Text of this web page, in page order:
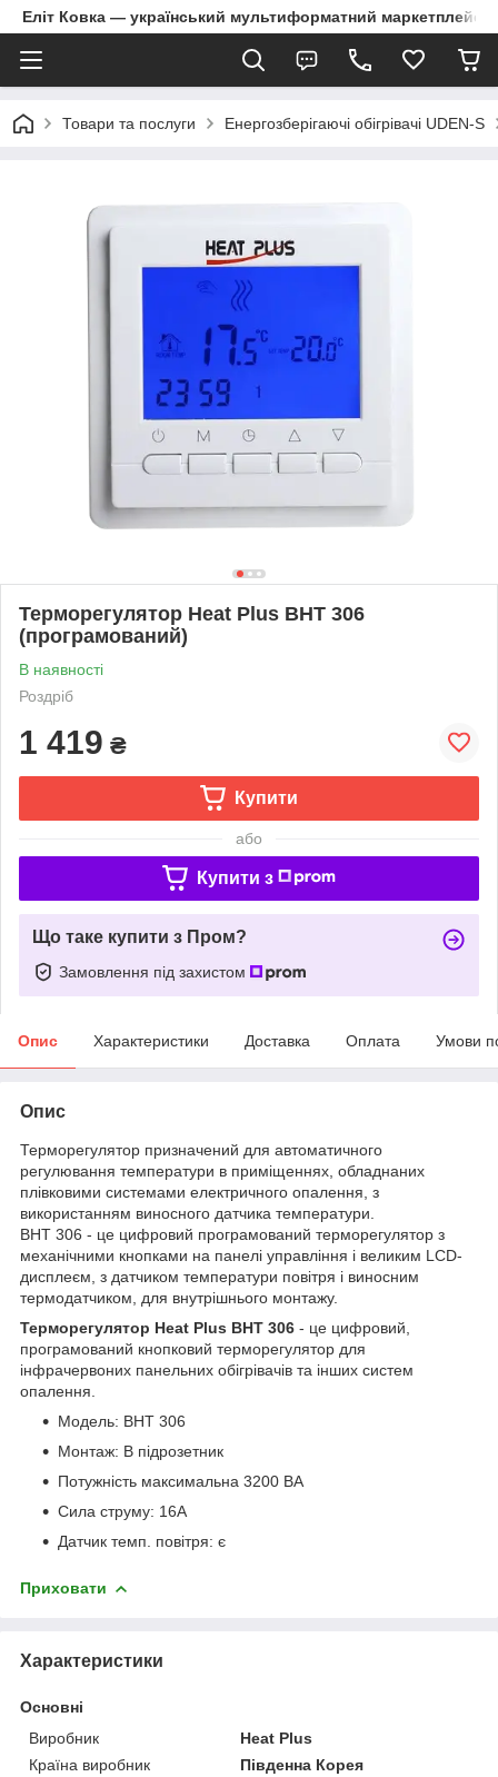
Еліт Ковка — український мультиформатний маркетплейс
Товари та послуги Енергозберігаючі обігрівачі UDEN-S
Терморегулятор Heat Plus BHT 306
(програмований)
В наявності
Роздріб
1 419 ₴
Купити
або
Купити з
Що таке купити з Пром?
Замовлення під захистом
Опис Характеристики Доставка Оплата Умови
Опис
Терморегулятор призначений для автоматичного
регулювання температури в приміщеннях, обладнаних
плівковими системами електричного опалення, з
використанням виносного датчика температури.
BHT 306 - це цифровий програмований терморегулятор з
механічними кнопками на панелі управління і великим LCD-
дисплеєм, з датчиком температури повітря і виносним
термодатчиком, для внутрішнього монтажу.
Терморегулятор Heat Plus BHT 306 - це цифровий,
програмований кнопковий терморегулятор для
інфрачервоних панельних обігрівачів та інших систем
опалення.
Модель: BHT 306
Монтаж: В підрозетник
Потужність максимальна 3200 ВА
Сила струму: 16A
Датчик темп. повітря: є
Приховати
Характеристики
Основні
Виробник
Heat Plus
Країна виробник
Південна Корея